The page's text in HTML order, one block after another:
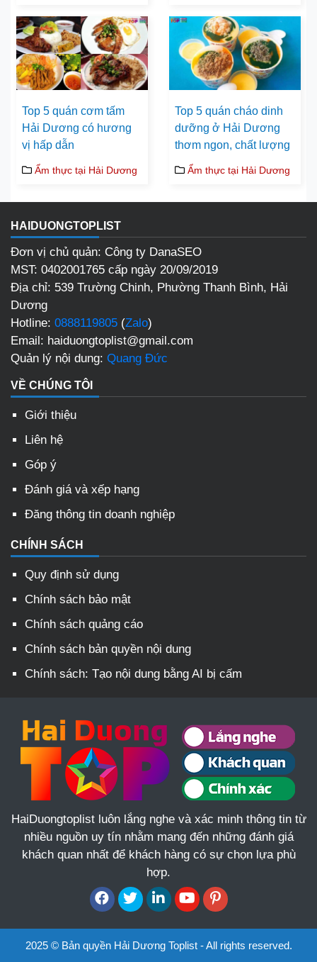
Top 5 quán cơm tấm
Hải Dương có hương
vị hấp dẫn
Ẩm thực tại Hải Dương
Top 5 quán cháo dinh
dưỡng ở Hải Dương
thơm ngon, chất lượng
Ẩm thực tại Hải Dương
HAIDUONGTOPLIST
Đơn vị chủ quản: Công ty DanaSEO
MST: 0402001765 cấp ngày 20/09/2019
Địa chỉ: 539 Trường Chinh, Phường Thanh Bình, Hải
Dương
Hotline: 0888119805 (Zalo)
Email: haiduongtoplist@gmail.com
Quản lý nội dung: Quang Đức
VỀ CHÚNG TÔI
Giới thiệu
Liên hệ
Góp ý
Đánh giá và xếp hạng
Đăng thông tin doanh nghiệp
CHÍNH SÁCH
Quy định sử dụng
Chính sách bảo mật
Chính sách quảng cáo
Chính sách bản quyền nội dung
Chính sách: Tạo nội dung bằng AI bị cấm
HaiDuongtoplist luôn lắng nghe và xác minh thông tin từ
nhiều nguồn uy tín nhằm mang đến những đánh giá
khách quan nhất để khách hàng có sự chọn lựa phù
hợp.
2025 © Bản quyền Hải Dương Toplist - All rights reserved.